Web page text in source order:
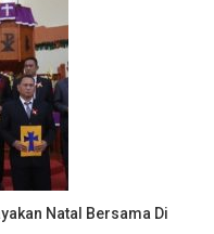
Natal Bersama Di